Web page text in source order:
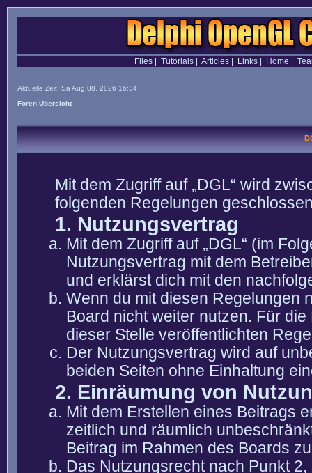
Files| Tutorials| Articles| Links| Home
Aktuelle Zeit: Sa Aug 08, 2026 16:34
Foren-Übersicht
Mit dem Zugriff auf „DGL“ wird
folgenden Regelungen
1. Nutzungsvertrag
Mit dem Zugriff auf „DGL“ (im
Nutzungsvertrag mit dem
und erklärst dich mit den
Wenn du mit diesen Regelungen
Board nicht weiter nutzen. Für
dieser Stelle veröffentlichten
Der Nutzungsvertrag wird auf
beiden Seiten ohne Einhaltung
2. Einräumung von
Mit dem Erstellen eines Beitrags
zeitlich und räumlich
Beitrag im Rahmen des Boards
Das Nutzungsrecht nach Punkt